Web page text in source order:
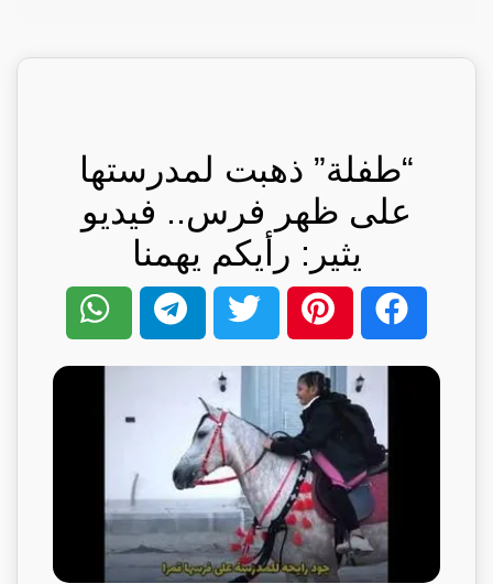
“طفلة” ذهبت لمدرستها
على ظهر فرس.. فيديو
يثير: رأيكم يهمنا